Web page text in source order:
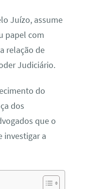
Juízo, assume
papel com
relação de
Judiciário.
do
dos
que o
investigar a